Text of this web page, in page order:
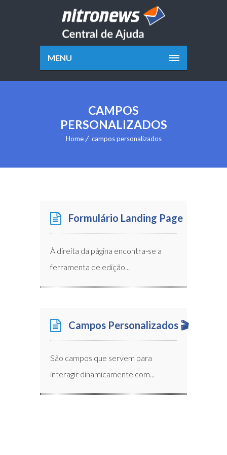
MENU
CAMPOS
PERSONALIZADOS
Home campos personalizados
Formulário Landing Page
À direita da página encontra-se a
ferramenta de edição...
Campos Personalizados 🎬
São campos que servem para
interagir dinamicamente com...